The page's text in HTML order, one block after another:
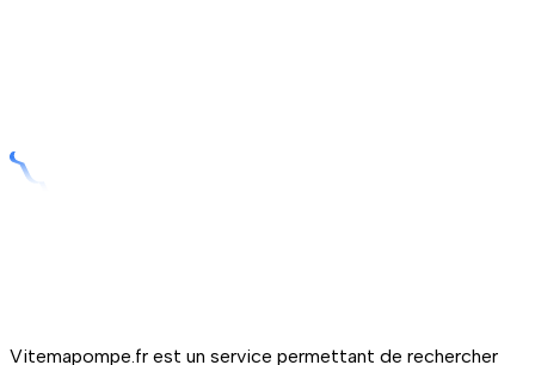
Vitemapompe.fr est un service permettant de rechercher